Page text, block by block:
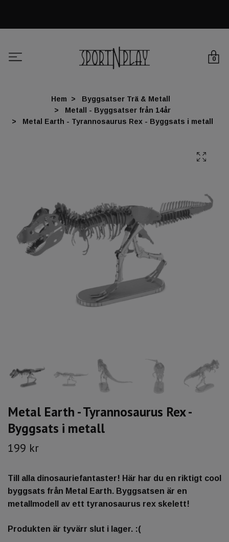
0
Hem
Byggsatser Trä & Metall
Metall - Byggsatser från 14år
Metal Earth - Tyrannosaurus Rex - Byggsats i metall
Metal Earth - Tyrannosaurus Rex -
Byggsats i metall
199 kr
Till alla dinosauriefantaster! Här har du en riktigt cool
byggsats från Metal Earth. Byggsatsen är en
metallmodell av ett tyranosaurus rex skelett!
Produkten är tyvärr slut i lager. :(